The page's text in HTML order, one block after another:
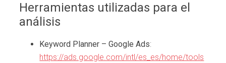
Herramientas utilizadas para el
análisis
Keyword Planner – Google Ads:
https://ads.google.com/intl/es_es/home/tools